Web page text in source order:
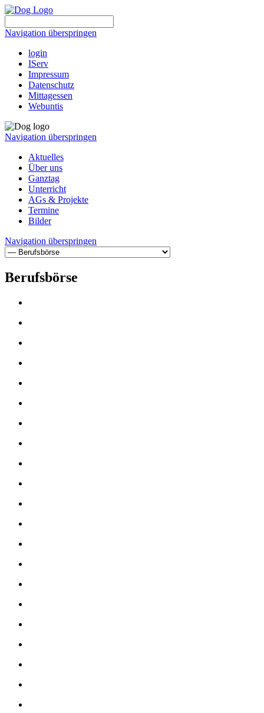
Navigation überspringen
login
IServ
Impressum
Datenschutz
Mittagessen
Webuntis
Navigation überspringen
Aktuelles
Über uns
Ganztag
Unterricht
AGs & Projekte
Termine
Bilder
Navigation überspringen
Berufsbörse